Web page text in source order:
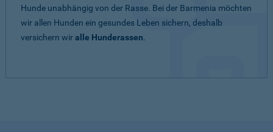
Hunde unabhängig von der Rasse. Bei der Barmenia möchten
wir allen Hunden ein gesundes Leben sichern, deshalb
versichern wiralle Hunderassen.